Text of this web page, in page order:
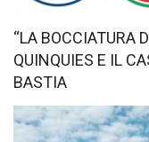
“LA BOCCIATURA
QUINQUIES E IL
BASTIA